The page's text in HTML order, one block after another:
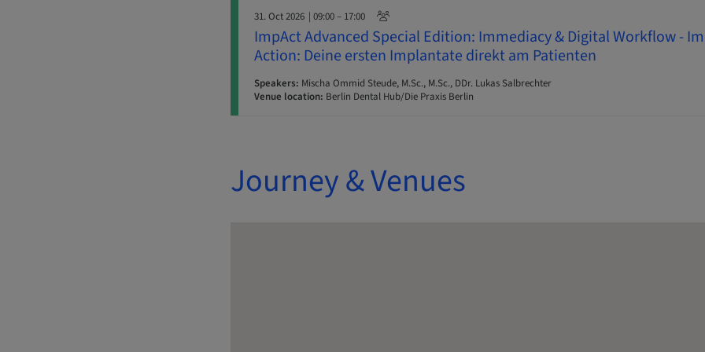
31. Oct 2026 | 09:00 – 17:00
ImpAct Advanced Special Edition: Immediacy & Digital Workflow -
Action: Deine ersten Implantate direkt am Patienten
Speakers: Mischa Ommid Steude, M.Sc., M.Sc., DDr. Lukas Salbrechter
Venue location: Berlin Dental Hub/Die Praxis Berlin
Journey & Venues